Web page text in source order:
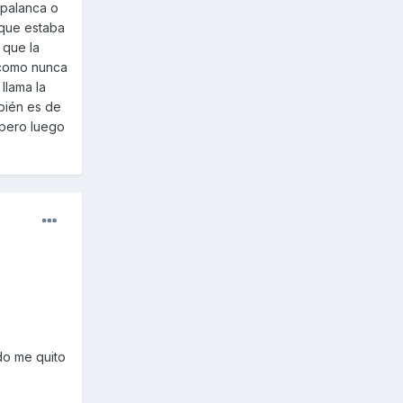
o
estaba
la
nunca
la
es de
luego
me quito